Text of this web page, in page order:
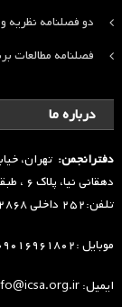
دو فصلنامه نظریه
فصلنامه مطالعات
درباره ما
دفترانجمن: تهران،
دهقانی نیا، پلاک ۶ ، طبقه پنجم، دبیر خانه انجمن مطالعات برنامه درسی ایران
تلفن:۲۵۲ داخلی ۸۸۸۱۲۸۶۸(۰۲۱)
موبایل :۰۹۰۱۶۹۶۱۸۰۲
ایمیل: info@icsa.org.ir